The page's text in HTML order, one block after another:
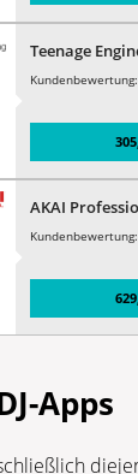
Teenage
Kundenbewertung:
AKAI
Kundenbewertung:
Apps